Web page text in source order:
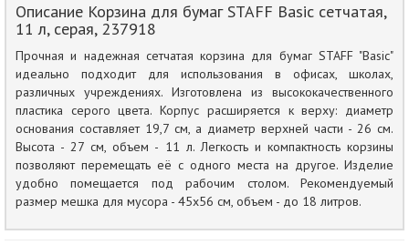
Описание Корзина для бумаг STAFF Basic сетчатая,
11 л, серая, 237918
Прочная и надежная сетчатая корзина для бумаг STAFF "Basic"
идеально подходит для использования в офисах, школах,
различных учреждениях. Изготовлена из высококачественного
пластика серого цвета. Корпус расширяется к верху: диаметр
основания составляет 19,7 см, а диаметр верхней части - 26 см.
Высота - 27 см, объем - 11 л. Легкость и компактность корзины
позволяют перемещать её с одного места на другое. Изделие
удобно помещается под рабочим столом. Рекомендуемый
размер мешка для мусора - 45х56 см, объем - до 18 литров.